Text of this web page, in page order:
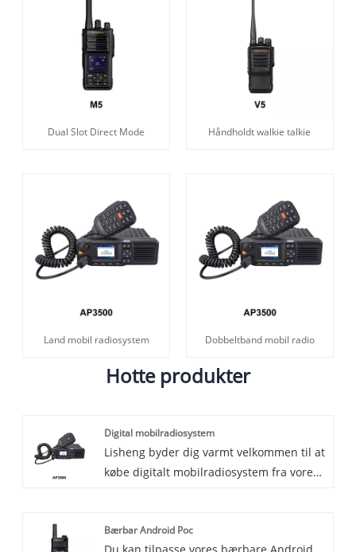
Dual Slot Direct Mode Håndholdt walkie talkie
Land mobil radiosystem Dobbeltband mobil radio
Hotte produkter
Digital mobilradiosystem
Lisheng byder dig varmt velkommen til at
købe digitalt mobilradiosystem fra vores
mobilradiosystemkommunikationssystem
Bærbar Android Poc